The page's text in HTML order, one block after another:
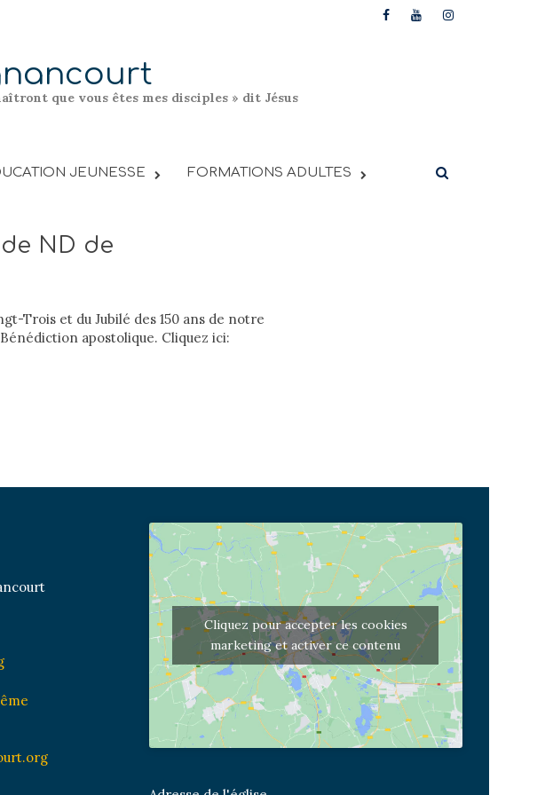
que vous êtes mes disciples » dit Jésus
JEUNESSE FORMATIONS ADULTES
ND de
Trois et du Jubilé des 150 ans de notre
apostolique. Cliquez ici:
Cliquez pour accepter les cookies
marketing et activer ce contenu